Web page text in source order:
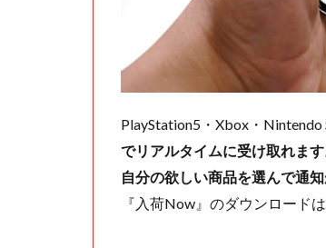
PlayStation5・Xbox・
でリアルタイムに受け取れます
自分の欲しい商品を選んで通
『入荷Now』のダウンロード